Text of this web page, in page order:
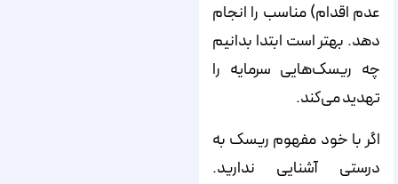
عدم اقدام) مناسب را انجام
دهد. بهتر است ابتدا بدانیم
چه ریسک‌هایی سرمایه را
تهدید می‌کند.
اگر با خود مفهوم ریسک به
درستی آشنایی ندارید.